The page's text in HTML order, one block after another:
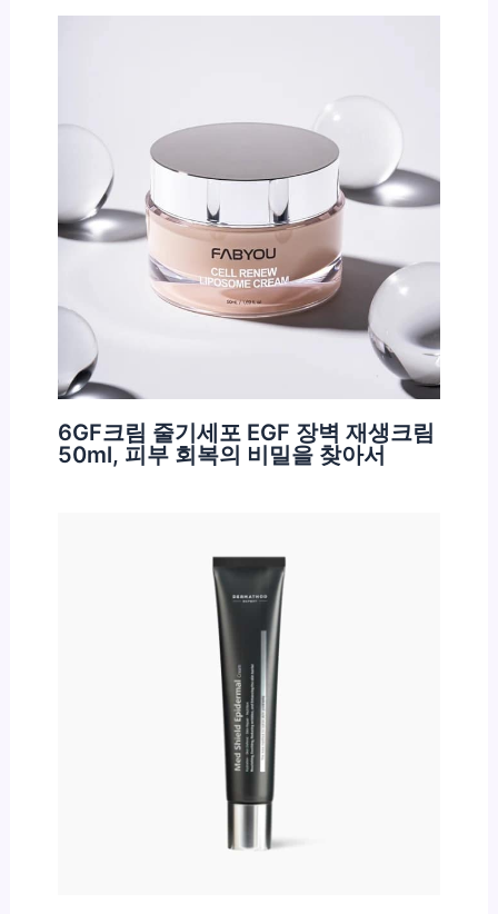
6GF크림 줄기세포 EGF 장벽 재생크림
50ml, 피부 회복의 비밀을 찾아서